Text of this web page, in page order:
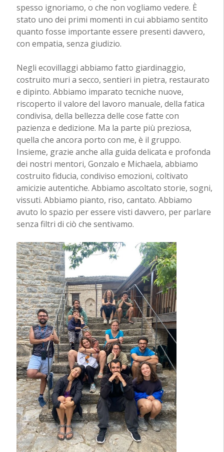
spesso ignoriamo, o che non vogliamo vedere. È
stato uno dei primi momenti in cui abbiamo sentito
quanto fosse importante essere presenti davvero,
con empatia, senza giudizio.
Negli ecovillaggi abbiamo fatto giardinaggio,
costruito muri a secco, sentieri in pietra, restaurato
e dipinto. Abbiamo imparato tecniche nuove,
riscoperto il valore del lavoro manuale, della fatica
condivisa, della bellezza delle cose fatte con
pazienza e dedizione. Ma la parte più preziosa,
quella che ancora porto con me, è il gruppo.
Insieme, grazie anche alla guida delicata e profonda
dei nostri mentori, Gonzalo e Michaela, abbiamo
costruito fiducia, condiviso emozioni, coltivato
amicizie autentiche. Abbiamo ascoltato storie, sogni,
vissuti. Abbiamo pianto, riso, cantato. Abbiamo
avuto lo spazio per essere visti davvero, per parlare
senza filtri di ciò che sentivamo.